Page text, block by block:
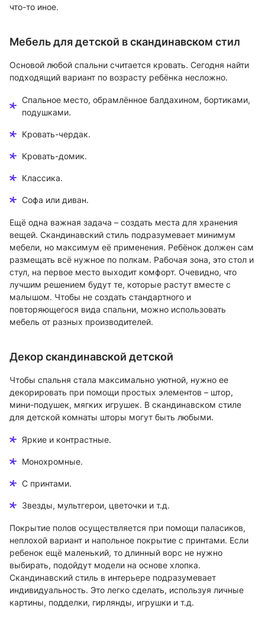
что-то иное.
Мебель для детской в скандинавском стил
Основой любой спальни считается кровать. Сегодня найти
подходящий вариант по возрасту ребёнка несложно.
Спальное место, обрамлённое балдахином, бортиками,
подушками.
Кровать-чердак.
Кровать-домик.
Классика.
Софа или диван.
Ещё одна важная задача – создать места для хранения
вещей. Скандинавский стиль подразумевает минимум
мебели, но максимум её применения. Ребёнок должен сам
размещать всё нужное по полкам. Рабочая зона, это стол и
стул, на первое место выходит комфорт. Очевидно, что
лучшим решением будут те, которые растут вместе с
малышом. Чтобы не создать стандартного и
повторяющегося вида спальни, можно использовать
мебель от разных производителей.
Декор скандинавской детской
Чтобы спальня стала максимально уютной, нужно ее
декорировать при помощи простых элементов – штор,
мини-подушек, мягких игрушек. В скандинавском стиле
для детской комнаты шторы могут быть любыми.
Яркие и контрастные.
Монохромные.
С принтами.
Звезды, мультгерои, цветочки и т.д.
Покрытие полов осуществляется при помощи паласиков,
неплохой вариант и напольное покрытие с принтами. Если
ребенок ещё маленький, то длинный ворс не нужно
выбирать, подойдут модели на основе хлопка.
Скандинавский стиль в интерьере подразумевает
индивидуальность. Это легко сделать, используя личные
картины, подделки, гирлянды, игрушки и т.д.